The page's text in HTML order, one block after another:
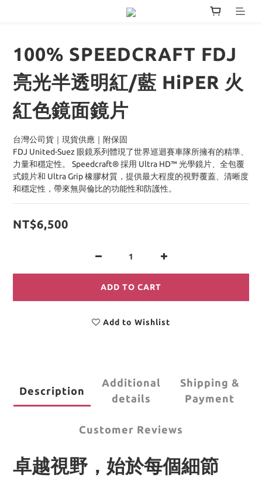
100% SPEEDCRAFT FDJ
亮光半透明紅/藍 HiPER 火
紅色鏡面鏡片
台灣公司貨｜現貨供應｜附保固
FDJ United-Suez 眼鏡系列體現了世界巡迴賽車隊所擁有的精準、
力量和穩定性。 Speedcraft® 採用 Ultra HD™ 光學鏡片、全包覆
式鏡片和 Ultra Grip 橡膠材質，提供最大程度的視野覆蓋、清晰度
和穩定性，帶來無與倫比的功能性和防護性。
NT$6,500
ADD TO CART
Add to Wishlist
Description
Additional
details
Shipping &
Payment
Customer Reviews
卓越視野，始於每個細節